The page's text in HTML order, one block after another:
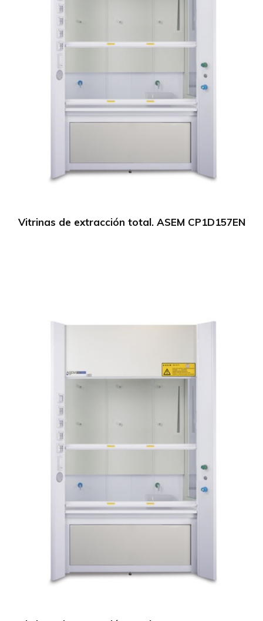
Vitrinas de extracción total. ASEM CP1D157EN